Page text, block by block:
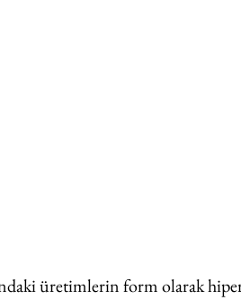
üretimlerin form olarak